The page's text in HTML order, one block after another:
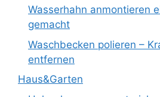
Wasserhahn anmontieren
gemacht
Waschbecken polieren –
entfernen
Haus&Garten